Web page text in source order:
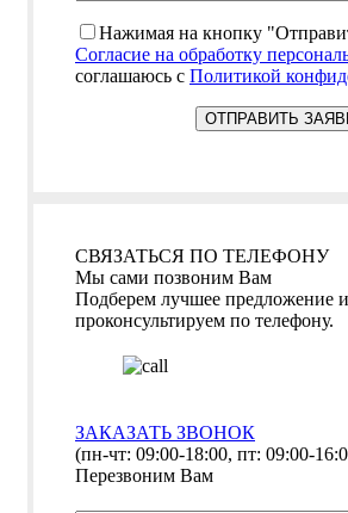
Нажимая на кнопку
Согласие на обработку
соглашаюсь с Политикой
СВЯЗАТЬСЯ ПО ТЕЛЕФОНУ
Мы сами позвоним Вам
Подберем лучшее предложение
проконсультируем по телефону.
ЗАКАЗАТЬ ЗВОНОК
(пн-чт: 09:00-18:00, пт: 09:00-
Перезвоним Вам